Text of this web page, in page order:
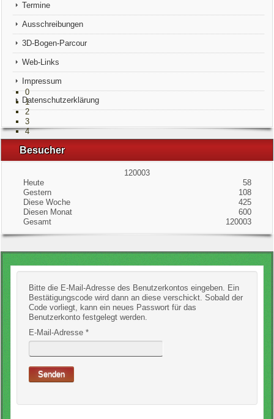
0
1
2
3
4
Der Vorstand
Unsere Könige
Mitgliederbereich
Termine
Ausschreibungen
3D-Bogen-Parcour
Web-Links
Impressum
Datenschutzerklärung
Besucher
120003
Heute
58
Gestern
108
Diese Woche
425
Diesen Monat
600
Gesamt
120003
Bitte die E-Mail-Adresse des Benutzerkontos eingeben. Ein
Bestätigungscode wird dann an diese verschickt. Sobald der
Code vorliegt, kann ein neues Passwort für das
Benutzerkonto festgelegt werden.
E-Mail-Adresse*
Senden